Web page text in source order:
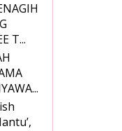
T...